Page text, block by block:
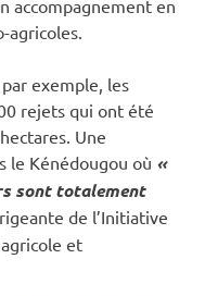
accompagnement en
agricoles.
exemple, les
rejets qui ont été
Une
le Kénédougou où «
sont totalement
de l’Initiative
et